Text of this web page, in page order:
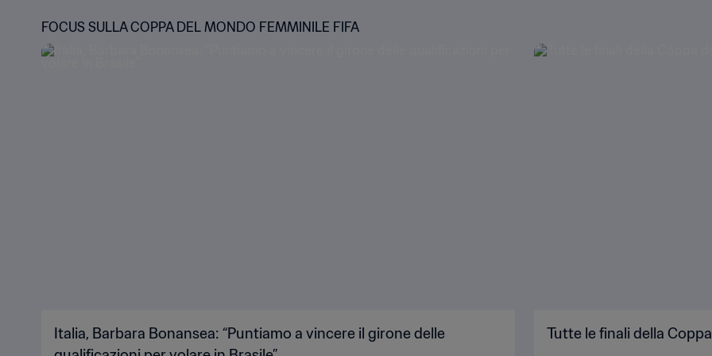
FOCUS SULLA COPPA DEL MONDO FEMMINILE FIFA
Italia, Barbara Bonansea: “Puntiamo a vincere il girone delle
Tutte le finali della